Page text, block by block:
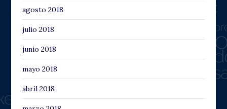
agosto 2018
julio 2018
junio 2018
mayo 2018
abril 2018